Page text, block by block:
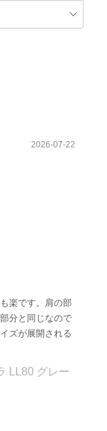
2026-07-22
楽です。肩の部
分と同じなので
ズが展開される
LL80 グレー